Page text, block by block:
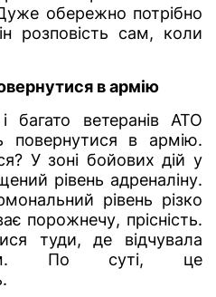
обережно потрібно
розповість сам, коли
в армію
багато ветеранів АТО
повернутися в армію.
У зоні бойових дій у
рівень адреналіну.
рівень різко
порожнечу, прісність.
туди, де відчувала
По суті, це